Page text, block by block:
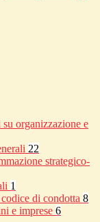
organizzazione e
22
strategico-
1
di condotta 8
e imprese 6